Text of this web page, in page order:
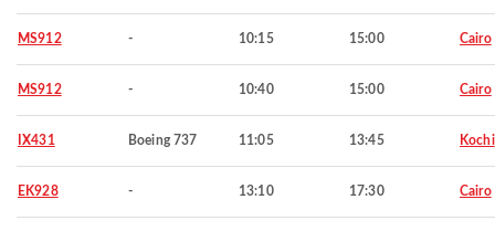
MS912 - 10:15 15:00 Cairo
MS912 - 10:40 15:00 Cairo
IX431 Boeing 737 11:05 13:45 Kochi
EK928 - 13:10 17:30 Cairo